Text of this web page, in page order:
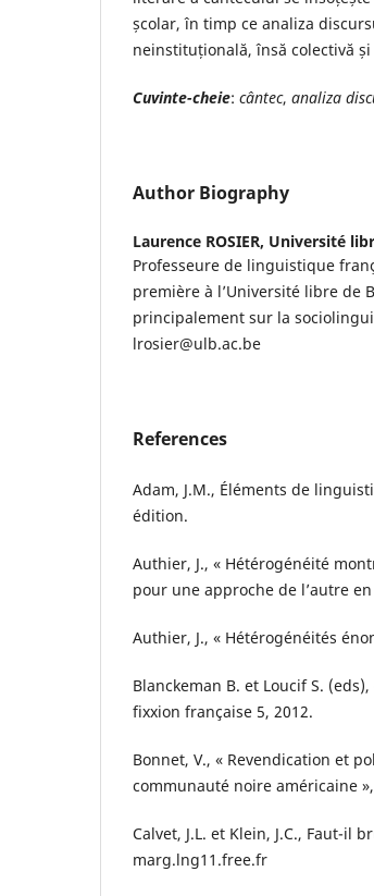
școlar, în timp ce analiza
neinstituțională, însă colectivă
Cuvinte-cheie: cântec, analiza
Author Biography
Laurence ROSIER, Université
Professeure de linguistique
première à l’Université libre de
principalement sur la
lrosier@ulb.ac.be
References
Adam, J.M., Éléments de
édition.
Authier, J., « Hétérogénéité
pour une approche de l’autre en
Authier, J., « Hétérogénéités
Blanckeman B. et Loucif S.
fixxion française 5, 2012.
Bonnet, V., « Revendication et
communauté noire américaine
Calvet, J.L. et Klein, J.C., Faut-il
marg.lng11.free.fr